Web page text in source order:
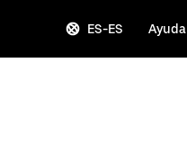
ES-ES Ayuda